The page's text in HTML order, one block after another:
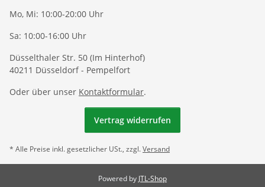
Mo, Mi: 10:00-20:00 Uhr
Sa: 10:00-16:00 Uhr
Düsselthaler Str. 50 (Im Hinterhof)
40211 Düsseldorf - Pempelfort
Oder über unser Kontaktformular.
Vertrag widerrufen
* Alle Preise inkl. gesetzlicher USt., zzgl.Versand
Powered by JTL-Shop